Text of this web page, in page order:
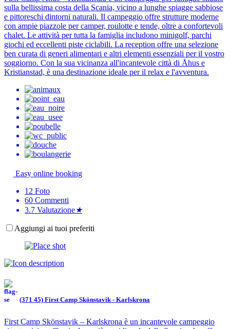
sulla bellissima costa della Scania, vicino a lunghe spiagge sabbiose
e pittoreschi dintorni naturali. Il campeggio offre strutture moderne
con ampie piazzole per camper, roulotte e tende, oltre a confortevoli
chalet. Le attività per tutta la famiglia includono minigolf, parchi
giochi ed eccellenti piste ciclabili. La reception offre una selezione
ben curata di generi alimentari e altri elementi essenziali per il vostro
soggiorno. Con la sua vicinanza all'incantevole città di Åhus e
Kristianstad, è una destinazione ideale per il relax e l'avventura.
Easy online booking
12 Foto
60 Commenti
3.7 Valutazione★
Aggiungi ai tuoi preferiti
(371 45) First Camp Skönstavik - Karlskrona
First Camp Skönstavik – Karlskrona è un incantevole campeggio